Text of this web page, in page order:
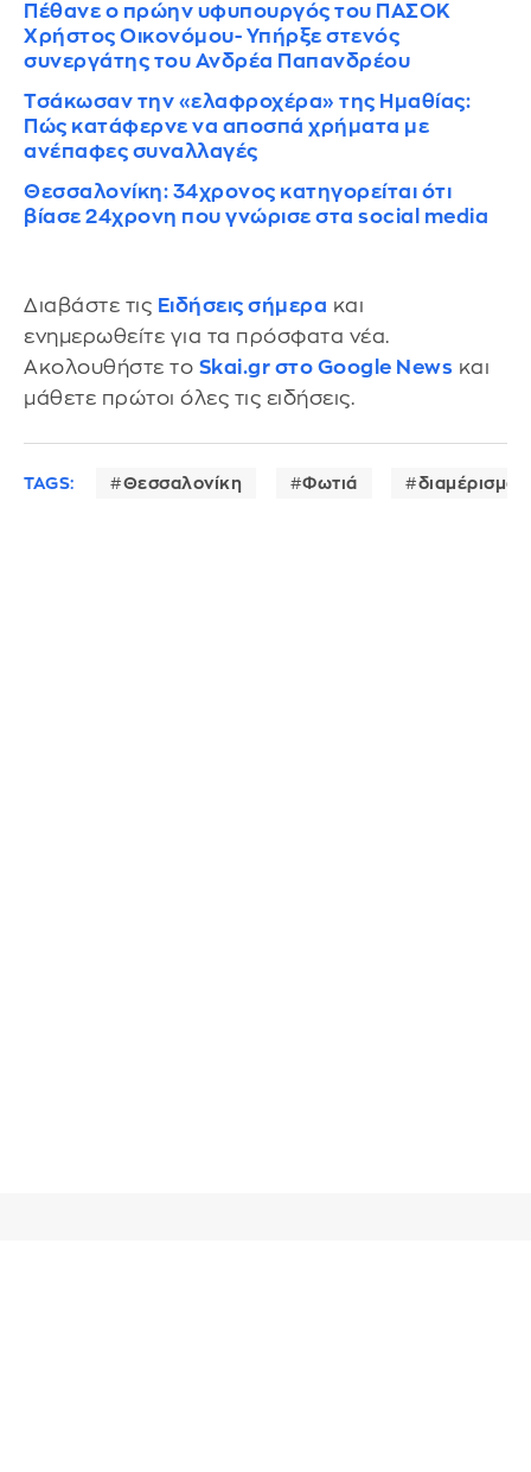
Πέθανε ο πρώην υφυπουργός του ΠΑΣΟΚ
Χρήστος Οικονόμου- Υπήρξε στενός
συνεργάτης του Ανδρέα Παπανδρέου
Τσάκωσαν την «ελαφροχέρα» της Ημαθίας:
Πώς κατάφερνε να αποσπά χρήματα με
ανέπαφες συναλλαγές
Θεσσαλονίκη: 34χρονος κατηγορείται ότι
βίασε 24χρονη που γνώρισε στα social media
Διαβάστε τις Ειδήσεις σήμερα και
ενημερωθείτε για τα πρόσφατα νέα.
Ακολουθήστε το Skai.gr στο Google News και
μάθετε πρώτοι όλες τις ειδήσεις.
TAGS: Θεσσαλονίκη Φωτιά διαμέρισμα